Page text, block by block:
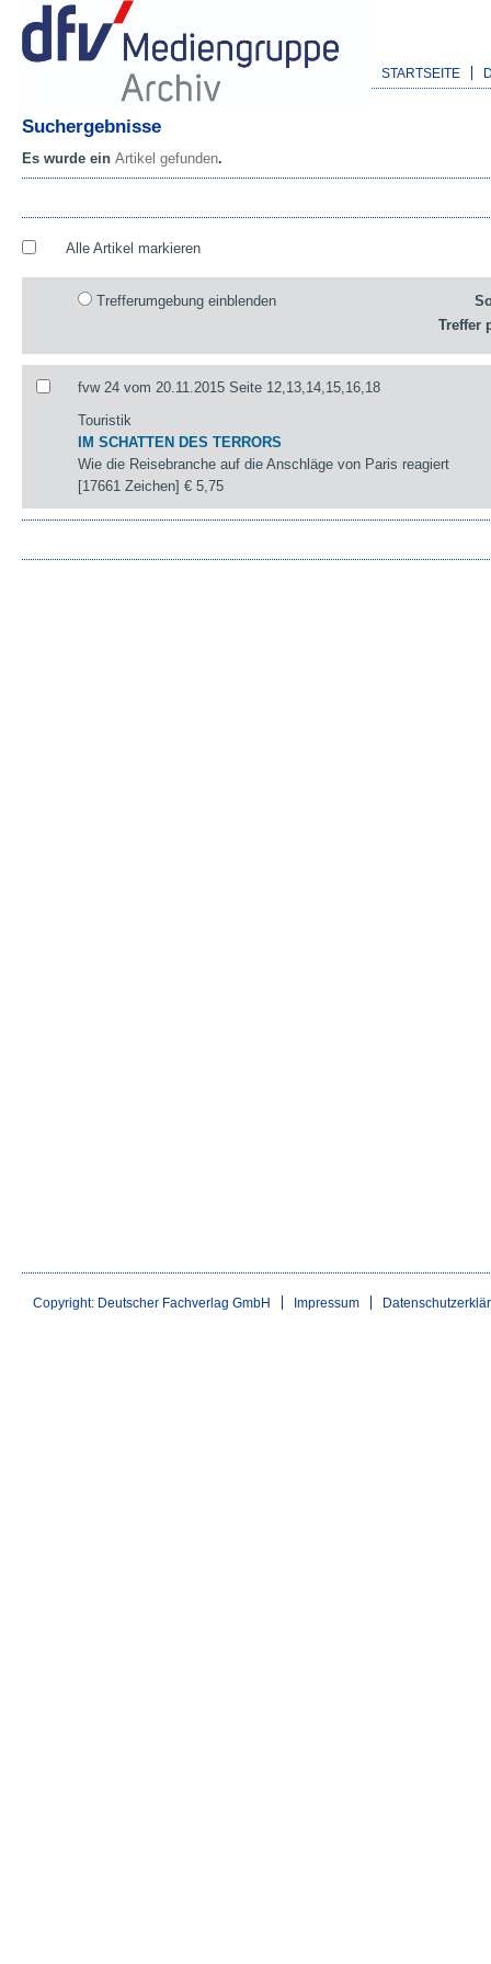
STARTSEITE
Suchergebnisse
Es wurde ein Artikel gefunden.
Alle Artikel markieren
Trefferumgebung einblenden
Treffer
fvw 24 vom 20.11.2015 Seite 12,13,14,15,16,18
Touristik
IM SCHATTEN DES TERRORS
Wie die Reisebranche auf die Anschläge von Paris reagiert
[17661 Zeichen]€ 5,75
Copyright: Deutscher Fachverlag GmbH Impressum